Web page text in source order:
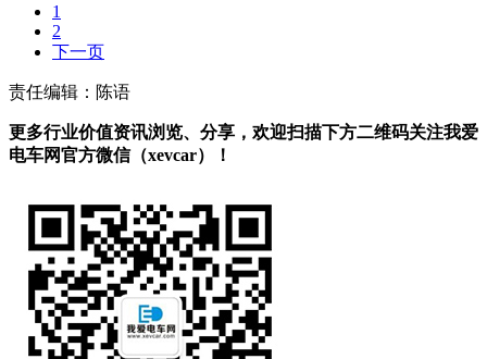
1
2
下一页
责任编辑：陈语
更多行业价值资讯浏览、分享，欢迎扫描下方二维码关注我爱
电车网官方微信（xevcar）！